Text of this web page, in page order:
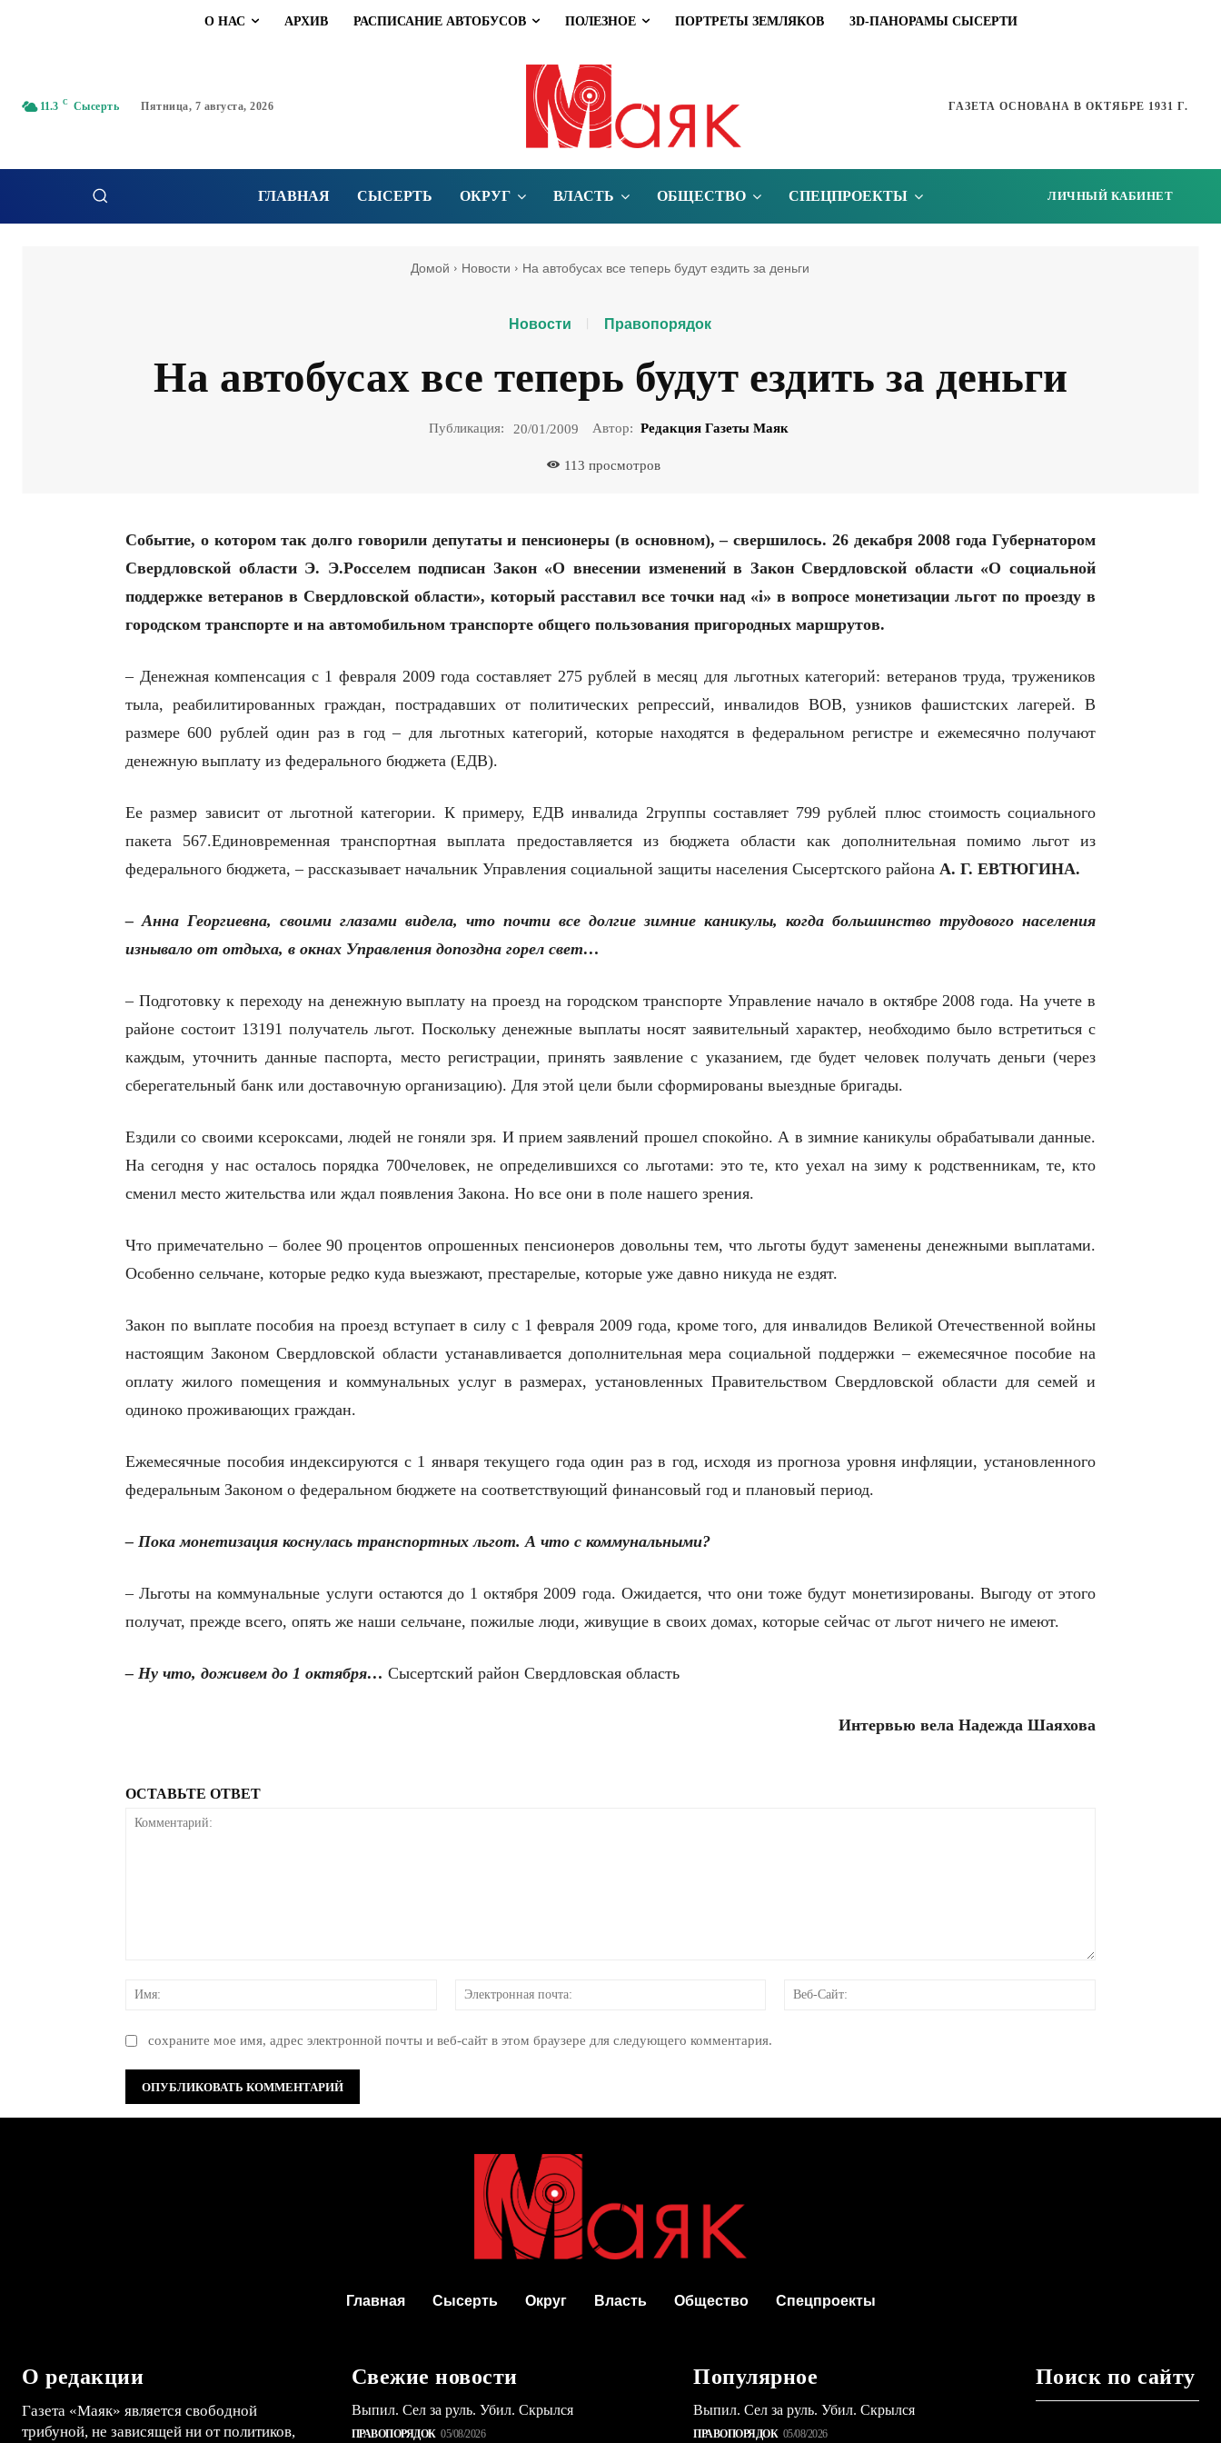
О НАС АРХИВ РАСПИСАНИЕ АВТОБУСОВ ПОЛЕЗНОЕ ПОРТРЕТЫ ЗЕМЛЯКОВ 3D-ПАНОРАМЫ СЫСЕРТИ
11.3 C Сысерть Пятница, 7 августа, 2026 ГАЗЕТА ОСНОВАНА В ОКТЯБРЕ 1931 Г.
ГЛАВНАЯ СЫСЕРТЬ ОКРУГ ВЛАСТЬ ОБЩЕСТВО СПЕЦПРОЕКТЫ ЛИЧНЫЙ КАБИНЕТ
Домой Новости На автобусах все теперь будут ездить за деньги
Новости Правопорядок
На автобусах все теперь будут ездить за деньги
Публикация: 20/01/2009 Автор: Редакция Газеты Маяк
113 просмотров
Событие, о котором так долго говорили депутаты и пенсионеры (в основном), – свершилось. 26 декабря 2008 года Губернатором
Свердловской области Э. Э.Росселем подписан Закон «О внесении изменений в Закон Свердловской области «О социальной
поддержке ветеранов в Свердловской области», который расставил все точки над «i» в вопросе монетизации льгот по проезду в
городском транспорте и на автомобильном транспорте общего пользования пригородных маршрутов.
– Денежная компенсация с 1 февраля 2009 года составляет 275 рублей в месяц для льготных категорий: ветеранов труда, тружеников
тыла, реабилитированных граждан, пострадавших от политических репрессий, инвалидов ВОВ, узников фашистских лагерей. В
размере 600 рублей один раз в год – для льготных категорий, которые находятся в федеральном регистре и ежемесячно получают
денежную выплату из федерального бюджета (ЕДВ).
Ее размер зависит от льготной категории. К примеру, ЕДВ инвалида 2группы составляет 799 рублей плюс стоимость социального
пакета 567.Единовременная транспортная выплата предоставляется из бюджета области как дополнительная помимо льгот из
федерального бюджета, – рассказывает начальник Управления социальной защиты населения Сысертского района А. Г. ЕВТЮГИНА.
– Анна Георгиевна, своими глазами видела, что почти все долгие зимние каникулы, когда большинство трудового населения
изнывало от отдыха, в окнах Управления допоздна горел свет…
– Подготовку к переходу на денежную выплату на проезд на городском транспорте Управление начало в октябре 2008 года. На учете в
районе состоит 13191 получатель льгот. Поскольку денежные выплаты носят заявительный характер, необходимо было встретиться с
каждым, уточнить данные паспорта, место регистрации, принять заявление с указанием, где будет человек получать деньги (через
сберегательный банк или доставочную организацию). Для этой цели были сформированы выездные бригады.
Ездили со своими ксероксами, людей не гоняли зря. И прием заявлений прошел спокойно. А в зимние каникулы обрабатывали данные.
На сегодня у нас осталось порядка 700человек, не определившихся со льготами: это те, кто уехал на зиму к родственникам, те, кто
сменил место жительства или ждал появления Закона. Но все они в поле нашего зрения.
Что примечательно – более 90 процентов опрошенных пенсионеров довольны тем, что льготы будут заменены денежными выплатами.
Особенно сельчане, которые редко куда выезжают, престарелые, которые уже давно никуда не ездят.
Закон по выплате пособия на проезд вступает в силу с 1 февраля 2009 года, кроме того, для инвалидов Великой Отечественной войны
настоящим Законом Свердловской области устанавливается дополнительная мера социальной поддержки – ежемесячное пособие на
оплату жилого помещения и коммунальных услуг в размерах, установленных Правительством Свердловской области для семей и
одиноко проживающих граждан.
Ежемесячные пособия индексируются с 1 января текущего года один раз в год, исходя из прогноза уровня инфляции, установленного
федеральным Законом о федеральном бюджете на соответствующий финансовый год и плановый период.
– Пока монетизация коснулась транспортных льгот. А что с коммунальными?
– Льготы на коммунальные услуги остаются до 1 октября 2009 года. Ожидается, что они тоже будут монетизированы. Выгоду от этого
получат, прежде всего, опять же наши сельчане, пожилые люди, живущие в своих домах, которые сейчас от льгот ничего не имеют.
– Ну что, доживем до 1 октября… Сысертский район Свердловская область
Интервью вела Надежда Шаяхова
ОСТАВЬТЕ ОТВЕТ
Имя:
Электронная
сохраните мое имя, адрес электронной почты и веб-сайт в этом браузере для следующего комментария.
Главная Сысерть Округ Власть Общество Спецпроекты
О редакции
Газета «Маяк» является свободной
трибуной, не зависящей ни от политиков,
Свежие новости
Выпил. Сел за руль. Убил. Скрылся
ПРАВОПОРЯДОК 05/08/2026
Популярное
Выпил. Сел за руль. Убил. Скрылся
ПРАВОПОРЯДОК 05/08/2026
Поиск по сайту